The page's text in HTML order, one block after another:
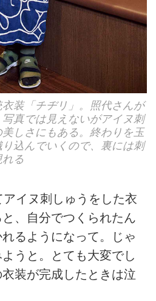
装「チヂリ」。照代さんが
真では見えないがアイヌ刺
しさにもある。終わりを玉
込んでいくので、裏には刺
る
アイヌ刺しゅうをした衣
、自分でつくられたん
るようになって。じゃ
うと。とても大変でし
装が完成したときは泣